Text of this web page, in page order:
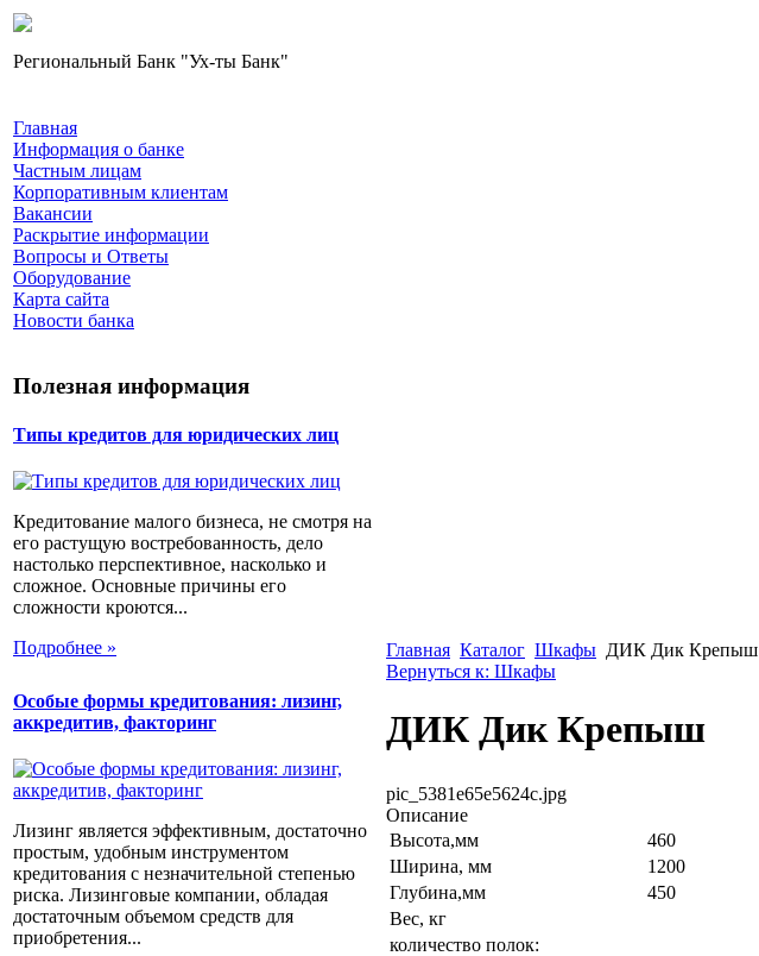
Региональный Банк "Ух-ты Банк"
Главная
Информация о банке
Частным лицам
Корпоративным клиентам
Вакансии
Раскрытие информации
Вопросы и Ответы
Оборудование
Карта сайта
Новости банка
Полезная информация
Типы кредитов для юридических лиц
Кредитование малого бизнеса, не смотря на
его растущую востребованность, дело
настолько перспективное, насколько и
сложное. Основные причины его
сложности кроются...
Подробнее »
Особые формы кредитования: лизинг,
аккредитив, факторинг
Лизинг является эффективным, достаточно
простым, удобным инструментом
кредитования с незначительной степенью
риска. Лизинговые компании, обладая
достаточным объемом средств для
приобретения...
Главная Каталог Шкафы ДИК Дик Крепыш
Вернуться к: Шкафы
ДИК Дик Крепыш
pic_5381e65e5624c.jpg
Описание
Высота,мм
460
Ширина, мм
1200
Глубина,мм
450
Вес, кг
количество полок: